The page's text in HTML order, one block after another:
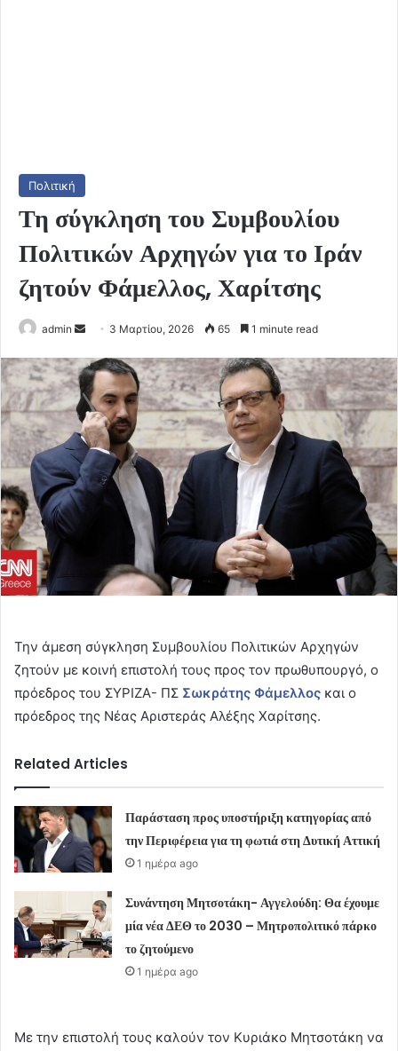
Πολιτική
Τη σύγκληση του Συμβουλίου
Πολιτικών Αρχηγών για το Ιράν
ζητούν Φάμελλος, Χαρίτσης
admin
Send
email
3 Μαρτίου, 2026 65 1 minute read
Την άμεση σύγκληση Συμβουλίου Πολιτικών Αρχηγών
ζητούν με κοινή επιστολή τους προς τον πρωθυπουργό, ο
πρόεδρος του ΣΥΡΙΖΑ- ΠΣ Σωκράτης Φάμελλος και ο
πρόεδρος της Νέας Αριστεράς Αλέξης Χαρίτσης.
Related Articles
Παράσταση προς υποστήριξη κατηγορίας από
την Περιφέρεια για τη φωτιά στη Δυτική Αττική
1 ημέρα ago
Συνάντηση Μητσοτάκη- Αγγελούδη: Θα έχουμε
μία νέα ΔΕΘ το 2030 – Μητροπολιτικό πάρκο
το ζητούμενο
1 ημέρα ago
Με την επιστολή τους καλούν τον Κυριάκο Μητσοτάκη να